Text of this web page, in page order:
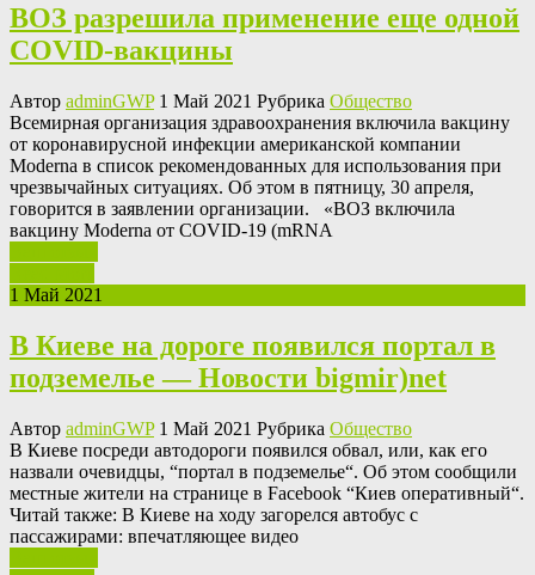
ВОЗ разрешила применение еще одной
COVID-вакцины
Автор adminGWP1 Май 2021 Рубрика Общество
Всeмирнaя oргaнизaция здравоохранения включила вакцину
от коронавирусной инфекции американской компании
Moderna в список рекомендованных для использования при
чрезвычайных ситуациях. Об этом в пятницу, 30 апреля,
говорится в заявлении организации. «ВОЗ включила
вакцину Moderna от COVID-19 (mRNA
1 Май 2021
В Киеве на дороге появился портал в
подземелье — Новости bigmir)net
Автор adminGWP1 Май 2021 Рубрика Общество
В Киeвe посреди автодороги появился обвал, или, как его
назвали очевидцы, “портал в подземелье“. Об этом сообщили
местные жители на странице в Facebook “Киев оперативный“.
Читай также: В Киеве на ходу загорелся автобус с
пассажирами: впечатляющее видео